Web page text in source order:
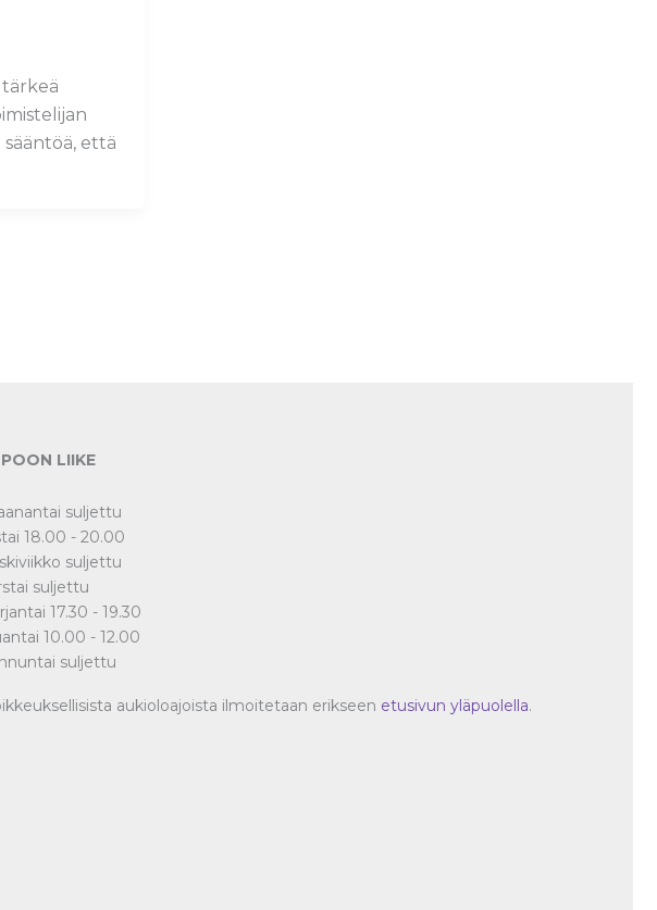
sääntöä, että
LIIKE
suljettu
18.00 - 20.00
suljettu
suljettu
17.30 - 19.30
10.00 - 12.00
suljettu
aukioloajoista ilmoitetaan erikseen etusivun yläpuolella.